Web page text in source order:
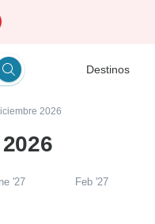
Destinos
2026
'27 Feb '27